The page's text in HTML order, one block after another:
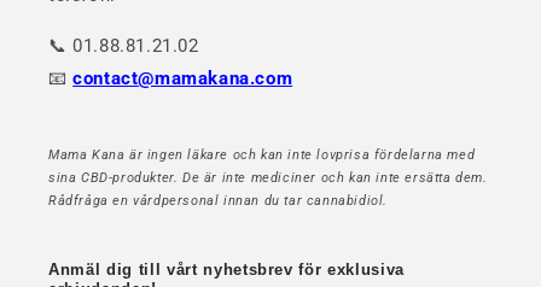
📞 01.88.81.21.02
📧contact@mamakana.com
Mama Kana är ingen läkare och kan inte lovprisa fördelarna med
sina CBD-produkter. De är inte mediciner och kan inte ersätta dem.
Rådfråga en vårdpersonal innan du tar cannabidiol.
Anmäl dig till vårt nyhetsbrev för exklusiva